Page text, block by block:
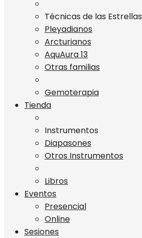
Técnicas de las Estrellas
Pleyadianos
Arcturianos
AquAura 13
Otras familias
Gemoterapia
Tienda
Instrumentos
Diapasones
Otros Instrumentos
Libros
Eventos
Presencial
Online
Sesiones